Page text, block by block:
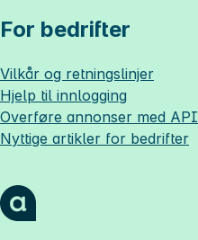
For bedrifter
Vilkår og retningslinjer
Hjelp til innlogging
Overføre annonser med API
Nyttige artikler for bedrifter